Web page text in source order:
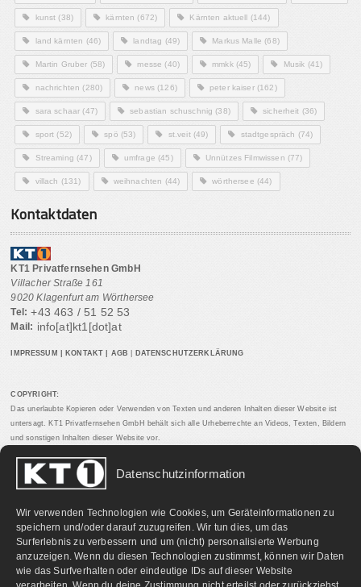
Datenschutzinformation
Wir verwenden Technologien wie Cookies, um Geräteinformationen zu
speichern und/oder darauf zuzugreifen. Wir tun dies, um das
Surferlebnis zu verbessern und um (nicht) personalisierte Werbung
anzuzeigen. Wenn du diesen Technologien zustimmst, können wir Daten
wie das Surfverhalten oder eindeutige IDs auf dieser Website
kunst (38) kärnten (672) Kärnten aktuell (144)
land kärnten (46) landtag (49) Markus Malle (68)
Martin Gruber (58) messe (40) mmkk(45) Musik (41)
nachrichten (280) news(126) peter kaiser(162)
sara schaar (47) sebastian schuschnig (38) sicherheit (36)
sport (52) spö (53) st.veit(49) stadtgespräch (74)
Streaming (47) umfrage (45) Unnützes Filmwissen (77)
villach (131) weihnachten (44) wörthersee (44)
Kontaktdaten
KT1 Privatfernsehen GmbH
Villacher Straße 161
9020 Klagenfurt am Wörthersee
Tel: +43 463 / 51 52 53
Mail: info[at]kt1[dot]at
IMPRESSUM KONTAKT AGB DATENSCHUTZERKLÄRUNG
COPYRIGHT:
Das unerlaubte Kopieren oder Verwenden von Texten und anderen Inhalten dieser Website ist
untersagt. KT1 Privatfernsehen GmbH behält sich alle Urheberrechte an Videos, Texten, Bildern
und sonstigen Inhalten dieser Website vor.
PARTNERLINKS: